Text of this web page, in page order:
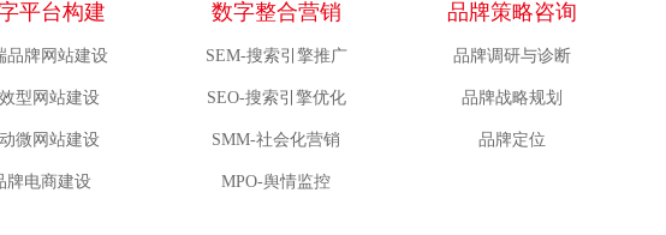
平台构建
品牌网站建设
型网站建设
微网站建设
牌电商建设
数字整合营销
SEM-搜索引擎推广
SEO-搜索引擎优化
SMM-社会化营销
MPO-舆情监控
品牌策略咨询
品牌调研与诊断
品牌战略规划
品牌定位